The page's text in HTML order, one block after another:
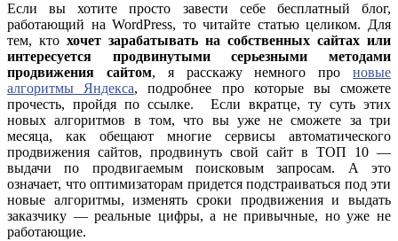
Если вы хотите просто завести себе бесплатный блог,
работающий на WordPress, то читайте статью целиком. Для
тем, кто хочет зарабатывать на собственных сайтах или
интересуется продвинутыми серьезными методами
продвижения сайтом, я расскажу немного проновые
алгоритмы Яндекса, подробнее про которые вы сможете
прочесть, пройдя по ссылке. Если вкратце, ту суть этих
новых алгоритмов в том, что вы уже не сможете за три
месяца, как обещают многие сервисы автоматического
продвижения сайтов, продвинуть свой сайт в ТОП 10 —
выдачи по продвигаемым поисковым запросам. А это
означает, что оптимизаторам придется подстраиваться под эти
новые алгоритмы, изменять сроки продвижения и выдать
заказчику — реальные цифры, а не привычные, но уже не
работающие.